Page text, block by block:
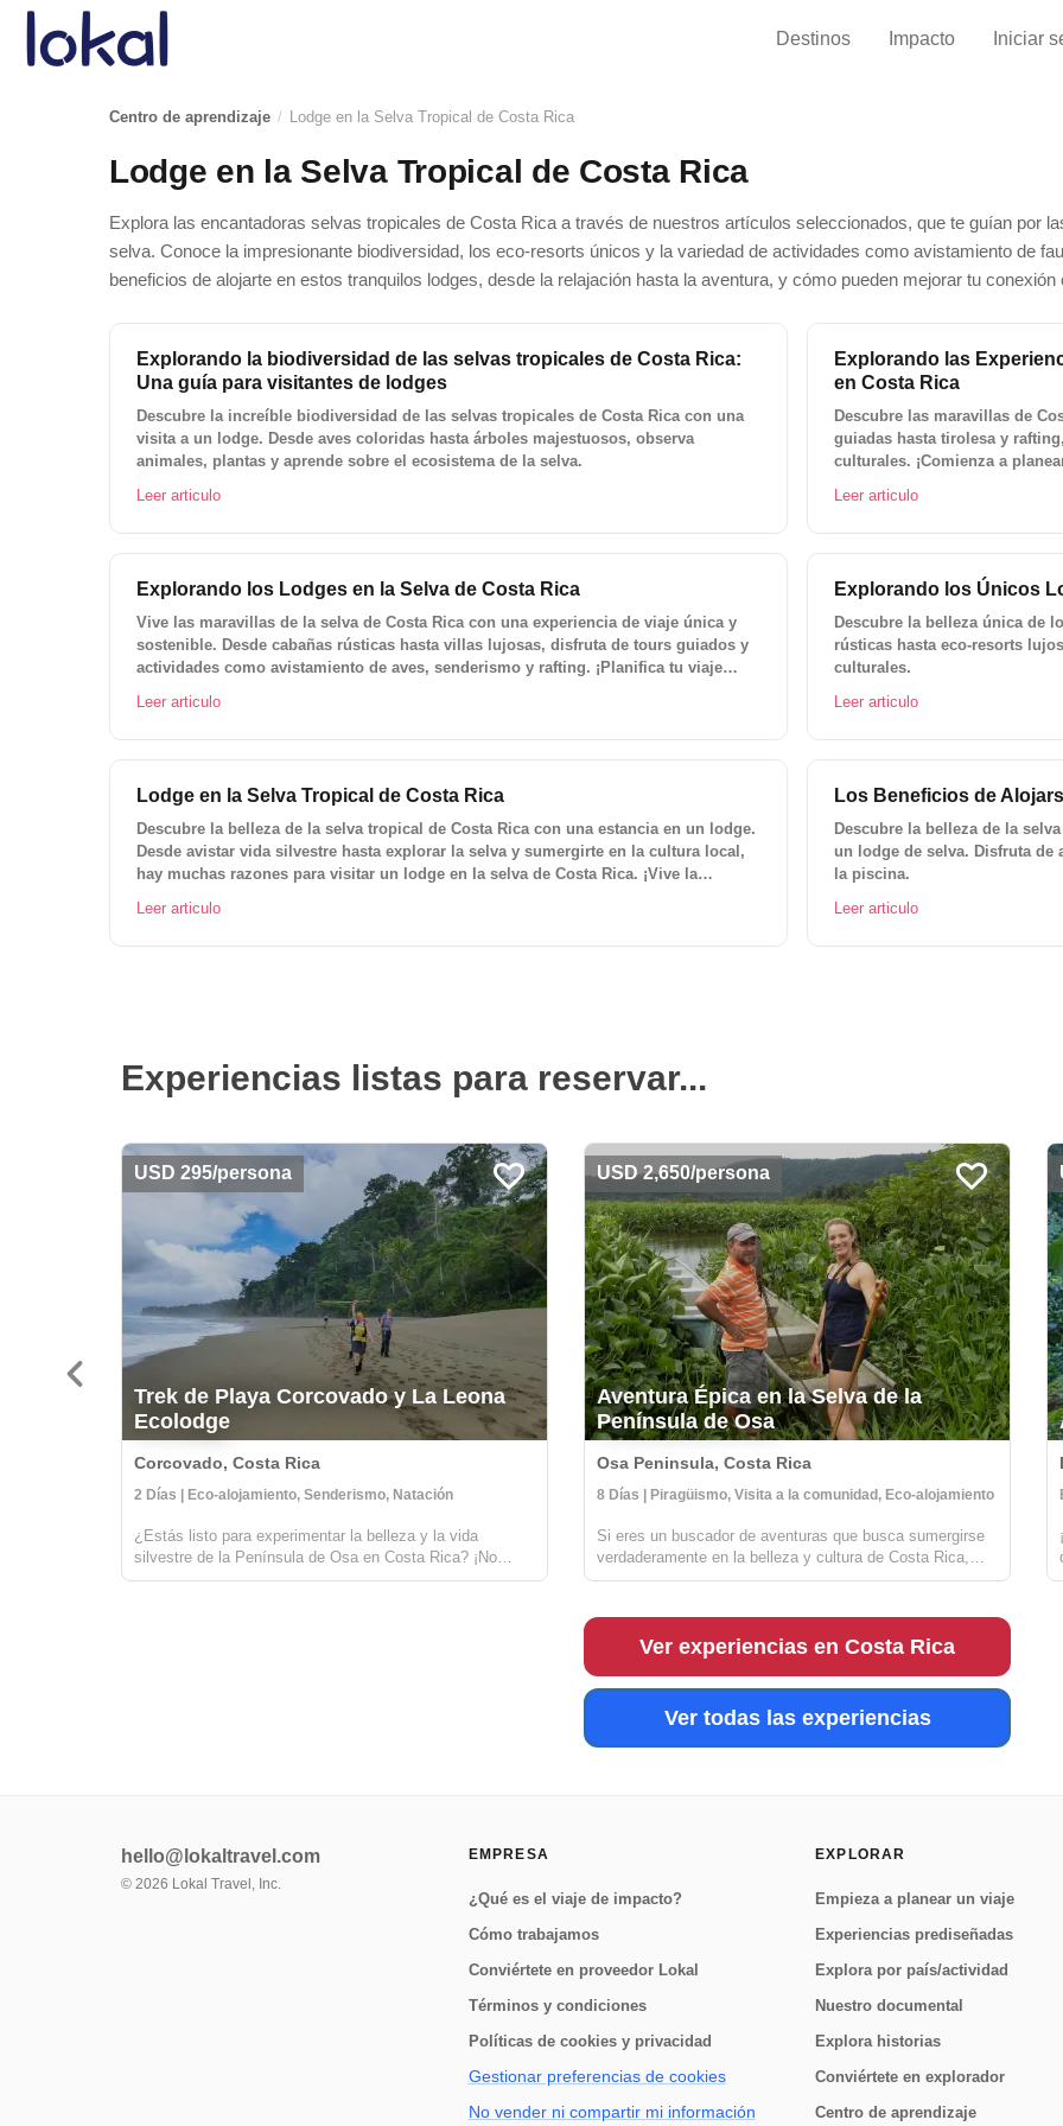
Skip to main content
Destinos
Impacto Iniciar
Centro de aprendizaje / Lodge en la Selva Tropical de Costa Rica
Lodge en la Selva Tropical de Costa Rica
Explora las encantadoras selvas tropicales de Costa Rica a través de nuestros artículos seleccionados, que te guían por
selva. Conoce la impresionante biodiversidad, los eco-resorts únicos y la variedad de actividades como avistamiento de
beneficios de alojarte en estos tranquilos lodges, desde la relajación hasta la aventura, y cómo pueden mejorar tu
Explorando la biodiversidad de las selvas tropicales de Costa Rica:
Una guía para visitantes de lodges
Descubre la increíble biodiversidad de las selvas tropicales de Costa Rica con una
visita a un lodge. Desde aves coloridas hasta árboles majestuosos, observa
animales, plantas y aprende sobre el ecosistema de la selva.
Leer articulo
Explorando las
en Costa Rica
Descubre las maravillas de
guiadas hasta tirolesa y
culturales. ¡Comienza a
Leer articulo
Explorando los Lodges en la Selva de Costa Rica
Vive las maravillas de la selva de Costa Rica con una experiencia de viaje única y
sostenible. Desde cabañas rústicas hasta villas lujosas, disfruta de tours guiados y
actividades como avistamiento de aves, senderismo y rafting. ¡Planifica tu viaje
Leer articulo
Explorando los Únicos
Descubre la belleza única de
rústicas hasta eco-resorts
culturales.
Leer articulo
Lodge en la Selva Tropical de Costa Rica
Descubre la belleza de la selva tropical de Costa Rica con una estancia en un lodge.
Desde avistar vida silvestre hasta explorar la selva y sumergirte en la cultura local,
hay muchas razones para visitar un lodge en la selva de Costa Rica. ¡Vive la
Leer articulo
Los Beneficios de
Descubre la belleza de la
un lodge de selva. Disfruta de
la piscina.
Leer articulo
Experiencias listas para reservar...
USD 295/persona
Trek de Playa Corcovado y La Leona
Ecolodge
Corcovado, Costa Rica
2 Días | Eco-alojamiento, Senderismo, Natación
¿Estás listo para experimentar la belleza y la vida
silvestre de la Península de Osa en Costa Rica? ¡No
busques más que el Trek de Playa Corcovado y La Leona
USD 2,650/persona
Aventura Épica en la Selva de la
Península de Osa
Osa Peninsula, Costa Rica
8 Días | Piragüismo, Visita a la comunidad, Eco-alojamiento
Si eres un buscador de aventuras que busca sumergirse
verdaderamente en la belleza y cultura de Costa Rica,
¡entonces este viaje a la Península de Osa es para ti!
la Península de Osa es un lu...
Ver experiencias en Costa Rica
Ver todas las experiencias
hello@lokaltravel.com
© 2026 Lokal Travel, Inc.
EMPRESA
¿Qué es el viaje de impacto?
Cómo trabajamos
Conviértete en proveedor Lokal
Términos y condiciones
Políticas de cookies y privacidad
Gestionar preferencias de cookies
No vender ni compartir mi información
EXPLORAR
Empieza a planear un viaje
Experiencias prediseñadas
Explora por país/actividad
Nuestro documental
Explora historias
Conviértete en explorador
Centro de aprendizaje